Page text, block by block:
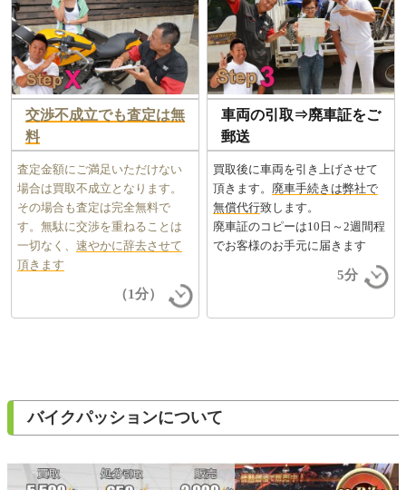
交渉不成立でも査定は無
料
査定金額にご満足いただけない
場合は買取不成立となります。
その場合も査定は完全無料で
す。無駄に交渉を重ねることは
一切なく、速やかに辞去させて
頂きます
（1分）
車両の引取⇒廃車証をご
郵送
買取後に車両を引き上げさせて
頂きます。 廃車手続きは弊社で
無償代行致します。
廃車証のコピーは10日～2週間程
でお客様のお手元に届きます
5分
バイクパッションについて